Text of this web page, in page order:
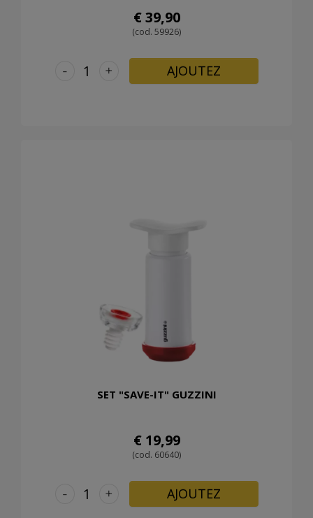
€ 39,90
(cod. 59926)
+
- AJOUTEZ
SET "SAVE-IT" GUZZINI
€ 19,99
(cod. 60640)
+
- AJOUTEZ